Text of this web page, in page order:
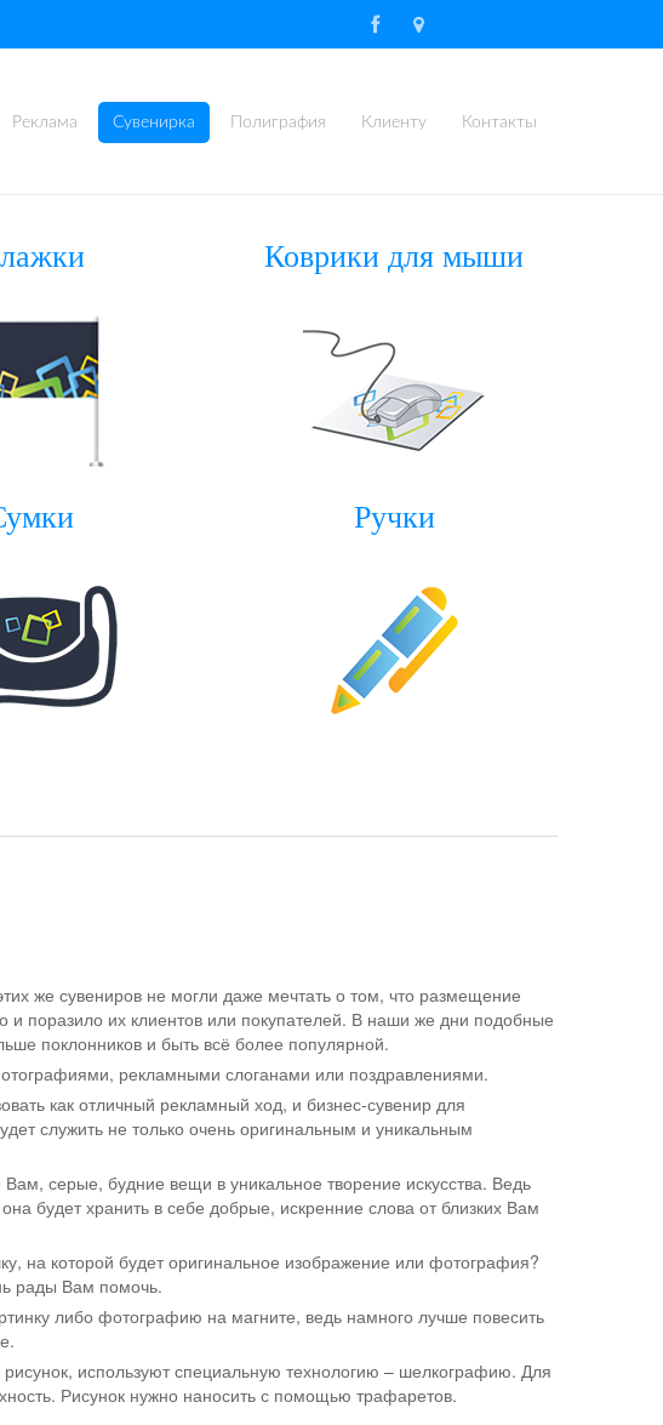
Реклама Сувенирка Полиграфия Клиенту Контакты
Коврики для мыши
Ручки
же сувениров не могли даже мечтать о том, что размещение
поразило их клиентов или покупателей. В наши же дни подобные
поклонников и быть всё более популярной.
рекламными слоганами или поздравлениями.
как отличный рекламный ход, и бизнес-сувенир для
служить не только очень оригинальным и уникальным
серые, будние вещи в уникальное творение искусства. Ведь
будет хранить в себе добрые, искренние слова от близких Вам
на которой будет оригинальное изображение или фотография?
рады Вам помочь.
либо фотографию на магните, ведь намного лучше повесить
используют специальную технологию – шелкографию. Для
Рисунок нужно наносить с помощью трафаретов.